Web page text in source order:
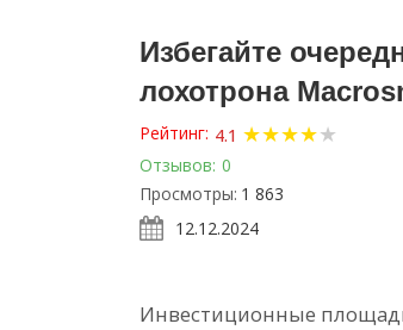
Избегайте
лохотрона
Рейтинг: 4.1 ★★★★★
Отзывов: 0
Просмотры: 1 863
12.12.2024
Инвестиционные